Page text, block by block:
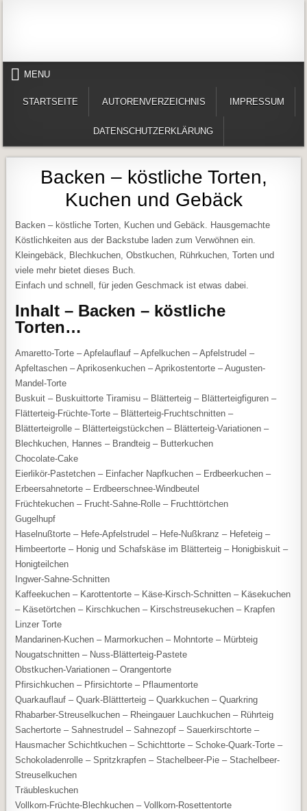
MENU
STARTSEITE AUTORENVERZEICHNIS IMPRESSUM
DATENSCHUTZERKLÄRUNG
Backen – köstliche Torten,
Kuchen und Gebäck
Backen – köstliche Torten, Kuchen und Gebäck. Hausgemachte
Köstlichkeiten aus der Backstube laden zum Verwöhnen ein.
Kleingebäck, Blechkuchen, Obstkuchen, Rührkuchen, Torten und
viele mehr bietet dieses Buch.
Einfach und schnell, für jeden Geschmack ist etwas dabei.
Inhalt – Backen – köstliche
Torten…
Amaretto-Torte – Apfelauflauf – Apfelkuchen – Apfelstrudel –
Apfeltaschen – Aprikosenkuchen – Aprikostentorte – Augusten-
Mandel-Torte
Buskuit – Buskuittorte Tiramisu – Blätterteig – Blätterteigfiguren –
Flätterteig-Früchte-Torte – Blätterteig-Fruchtschnitten –
Blätterteigrolle – Blätterteigstückchen – Blätterteig-Variationen –
Blechkuchen, Hannes – Brandteig – Butterkuchen
Chocolate-Cake
Eierlikör-Pastetchen – Einfacher Napfkuchen – Erdbeerkuchen –
Erbeersahnetorte – Erdbeerschnee-Windbeutel
Früchtekuchen – Frucht-Sahne-Rolle – Fruchttörtchen
Gugelhupf
Haselnußtorte – Hefe-Apfelstrudel – Hefe-Nußkranz – Hefeteig –
Himbeertorte – Honig und Schafskäse im Blätterteig – Honigbiskuit –
Honigteilchen
Ingwer-Sahne-Schnitten
Kaffeekuchen – Karottentorte – Käse-Kirsch-Schnitten – Käsekuchen
– Käsetörtchen – Kirschkuchen – Kirschstreusekuchen – Krapfen
Linzer Torte
Mandarinen-Kuchen – Marmorkuchen – Mohntorte – Mürbteig
Nougatschnitten – Nuss-Blätterteig-Pastete
Obstkuchen-Variationen – Orangentorte
Pfirsichkuchen – Pfirsichtorte – Pflaumentorte
Quarkauflauf – Quark-Blättterteig – Quarkkuchen – Quarkring
Rhabarber-Streuselkuchen – Rheingauer Lauchkuchen – Rührteig
Sachertorte – Sahnestrudel – Sahnezopf – Sauerkirschtorte –
Hausmacher Schichtkuchen – Schichttorte – Schoke-Quark-Torte –
Schokoladenrolle – Spritzkrapfen – Stachelbeer-Pie – Stachelbeer-
Streuselkuchen
Träubleskuchen
Vollkorn-Früchte-Blechkuchen – Vollkorn-Rosettentorte